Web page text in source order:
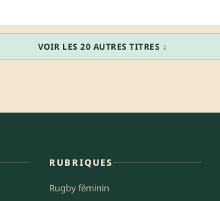
VOIR LES 20 AUTRES TITRES ↓
RUBRIQUES
Rugby féminin